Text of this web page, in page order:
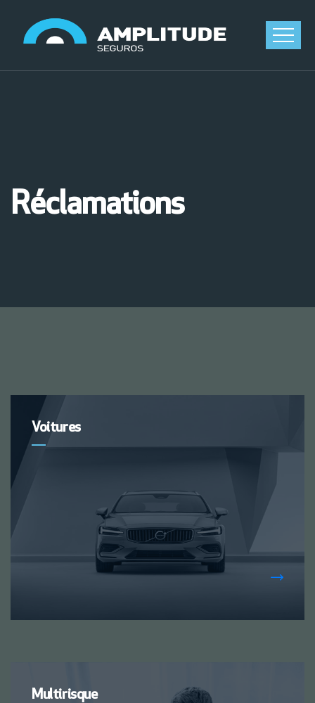
Réclamations
Voitures
Multirisque